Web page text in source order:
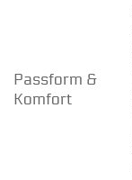
Passform &
Komfort